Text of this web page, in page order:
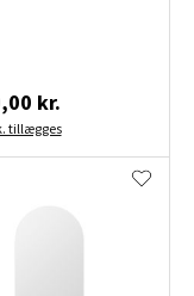
kr.
tillægges